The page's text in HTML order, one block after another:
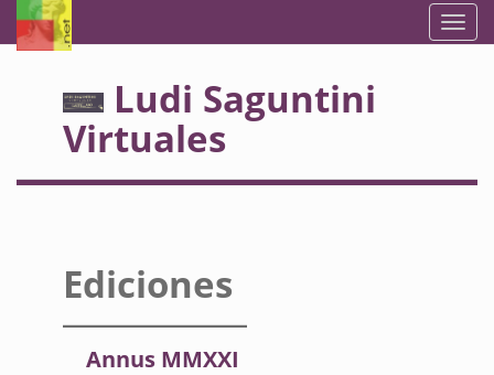
Ludi Saguntini
Virtuales
Ediciones
Annus MMXXI